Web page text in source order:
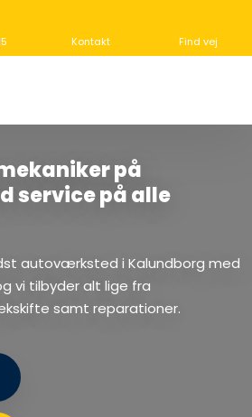
Kontakt Find vej
på
service på alle
autoværksted i Kalundborg med
vi tilbyder alt lige fra
samt reparationer.